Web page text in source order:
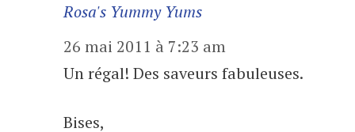
Rosa's Yummy Yums
26 mai 2011 à 7:23 am
Un régal! Des saveurs fabuleuses.
Bises,